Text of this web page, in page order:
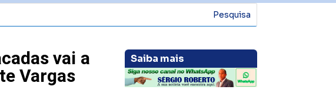
vai a
Vargas
Saiba mais